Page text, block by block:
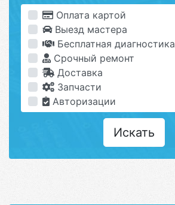
Оплата картой
Выезд мастера
Бесплатная диагностика
Срочный ремонт
Доставка
Запчасти
Авторизации
Искать